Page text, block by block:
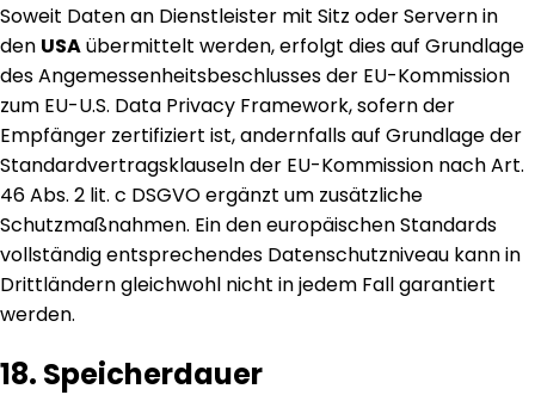
Soweit Daten an Dienstleister mit Sitz oder Servern in
den USAübermittelt werden, erfolgt dies auf Grundlage
des Angemessenheitsbeschlusses der EU-Kommission
zum EU-U.S. Data Privacy Framework, sofern der
Empfänger zertifiziert ist, andernfalls auf Grundlage der
Standardvertragsklauseln der EU-Kommission nach Art.
46 Abs. 2 lit. c DSGVO ergänzt um zusätzliche
Schutzmaßnahmen. Ein den europäischen Standards
vollständig entsprechendes Datenschutzniveau kann in
Drittländern gleichwohl nicht in jedem Fall garantiert
werden.
18. Speicherdauer